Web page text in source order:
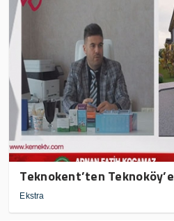
Teknokent’ten Teknoköy’e
Ekstra